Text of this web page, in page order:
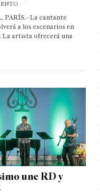
PARÍS.- La cantante
a los escenarios en
La artista ofrecerá una
une RD y